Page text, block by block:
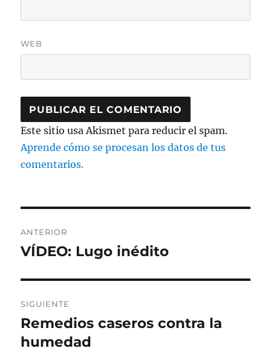
WEB
Este sitio usa Akismet para reducir el spam.
Aprende cómo se procesan los datos de tus
comentarios.
de
ANTERIOR
Entrada
VÍDEO: Lugo inédito
SIGUIENTE
Entrada
siguiente:
Remedios caseros contra la
humedad